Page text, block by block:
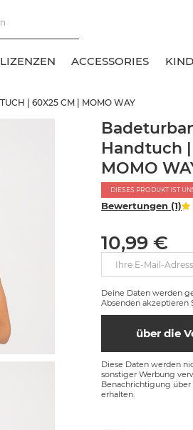
LIZENZEN ACCESSORIES
| 60X25 CM | MOMO WAY
Handtuch
MOMO
DIESES PRODUKT IST
Bewertungen (1)
10,99 €
Ihre E-Mail-
Deine Daten werden
Absenden akzeptieren
über die
Diese Daten werden
sonstiger Werbung
Benachrichtigung
erhalten.